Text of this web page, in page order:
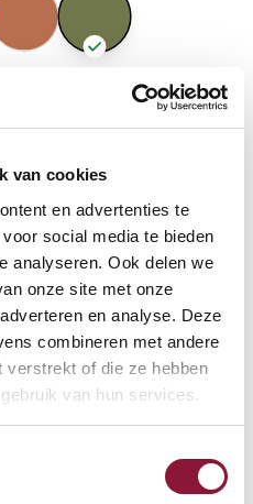
van cookies
en advertenties te
social media te bieden
analyseren. Ook delen we
onze site met onze
en analyse. Deze
combineren met andere
verstrekt of die ze hebben
van hun services.